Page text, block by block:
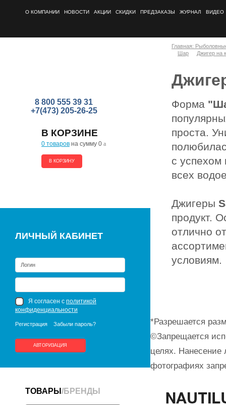
О КОМПАНИИ НОВОСТИ АКЦИИ СКИДКИ ПРЕДЗАКАЗЫ ЖУРНАЛ ВИДЕО
8 800 555 39 31
+7(473) 205-26-25
В КОРЗИНЕ
0 товаров на сумму 0 a
В КОРЗИНУ
ЛИЧНЫЙ КАБИНЕТ
Я согласен с политикой
конфиденциальности
Регистрация Забыли пароль?
АВТОРИЗАЦИЯ
ТОВАРЫ /БРЕНДЫ
Главная:
Шар
Джигер на
Форма
проста.
с успехом
всех
Джигеры
продукт.
отлично
условиям.
*Разрешается
©Запрещается
целях. Нанесение
фотографиях